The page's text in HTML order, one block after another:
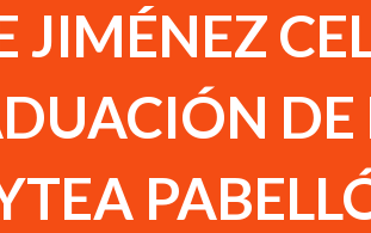
JIMÉNEZ
DE